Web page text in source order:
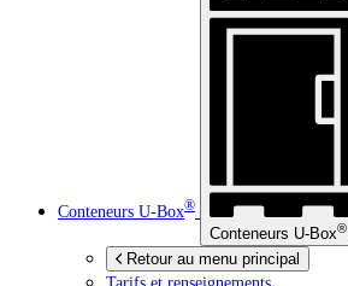
Conteneurs U-Box®
Conteneurs U-Box®
Retour au menu principal
Tarifs et renseignements